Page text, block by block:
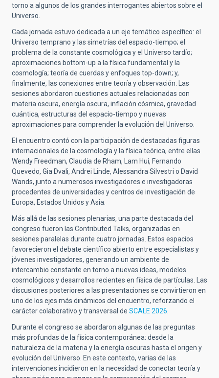
torno a algunos de los grandes interrogantes abiertos sobre el
Universo.
Cada jornada estuvo dedicada a un eje temático específico: el
Universo temprano y las simetrías del espacio-tiempo; el
problema de la constante cosmológica y el Universo tardío;
aproximaciones bottom-up a la física fundamental y la
cosmología; teoría de cuerdas y enfoques top-down; y,
finalmente, las conexiones entre teoría y observación. Las
sesiones abordaron cuestiones actuales relacionadas con
materia oscura, energía oscura, inflación cósmica, gravedad
cuántica, estructuras del espacio-tiempo y nuevas
aproximaciones para comprender la evolución del Universo.
El encuentro contó con la participación de destacadas figuras
internacionales de la cosmología y la física teórica, entre ellas
Wendy Freedman, Claudia de Rham, Lam Hui, Fernando
Quevedo, Gia Dvali, Andrei Linde, Alessandra Silvestri o David
Wands, junto a numerosos investigadores e investigadoras
procedentes de universidades y centros de investigación de
Europa, Estados Unidos y Asia.
Más allá de las sesiones plenarias, una parte destacada del
congreso fueron las Contributed Talks, organizadas en
sesiones paralelas durante cuatro jornadas. Estos espacios
favorecieron el debate científico abierto entre especialistas y
jóvenes investigadores, generando un ambiente de
intercambio constante en torno a nuevas ideas, modelos
cosmológicos y desarrollos recientes en física de partículas. Las
discusiones posteriores a las presentaciones se convirtieron en
uno de los ejes más dinámicos del encuentro, reforzando el
carácter colaborativo y transversal de SCALE 2026.
Durante el congreso se abordaron algunas de las preguntas
más profundas de la física contemporánea: desde la
naturaleza de la materia y la energía oscuras hasta el origen y
evolución del Universo. En este contexto, varias de las
intervenciones incidieron en la necesidad de conectar teoría y